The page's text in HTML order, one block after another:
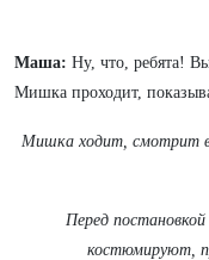
Маша: Ну, что, ребята!
Мишка проходит,
Мишка ходит, смотрит в
Перед
костюмируют,